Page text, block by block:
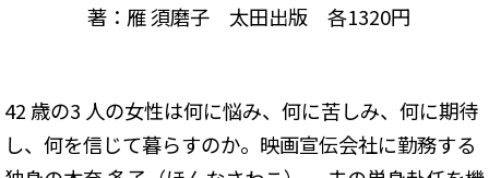
著：雁 須磨子 太田出版 各1320円
42 歳の3 人の女性は何に悩み、何に苦しみ、何に期待
し、何を信じて暮らすのか。映画宣伝会社に勤務する